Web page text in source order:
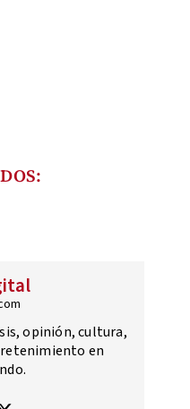
opinión, cultura,
en